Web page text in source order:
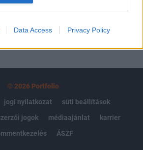
Data Access Privacy Policy
VAGY?BEJELENTKEZÉS
© 2026 Portfolio
jogi nyilatkozat
süti beállítások
jogok médiaajánlat
karrier
ÁSZF